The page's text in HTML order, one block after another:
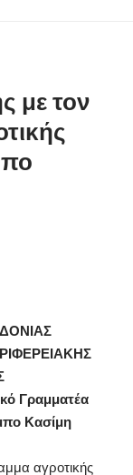
με τον
Γραμματέα
Κασίμη
αγροτικής